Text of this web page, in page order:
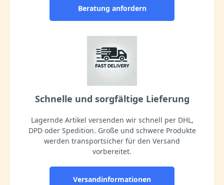
Beratung anfordern
Schnelle und sorgfältige Lieferung
Lagernde Artikel versenden wir schnell per DHL,
DPD oder Spedition. Große und schwere Produkte
werden transportsicher für den Versand
vorbereitet.
Versandinformationen